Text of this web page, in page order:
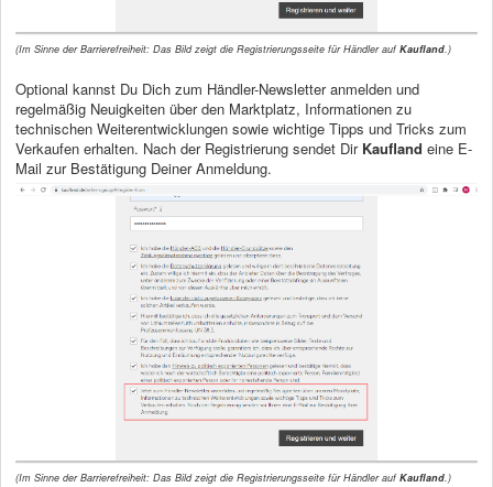
(Im Sinne der Barrierefreiheit: Das Bild zeigt die Registrierungsseite für Händler aufKaufland.)
Optional kannst Du Dich zum Händler-Newsletter anmelden und
regelmäßig Neuigkeiten über den Marktplatz, Informationen zu
technischen Weiterentwicklungen sowie wichtige Tipps und Tricks zum
Verkaufen erhalten. Nach der Registrierung sendet Dir Kaufland eine E-
Mail zur Bestätigung Deiner Anmeldung.
(Im Sinne der Barrierefreiheit: Das Bild zeigt die Registrierungsseite für Händler aufKaufland.)